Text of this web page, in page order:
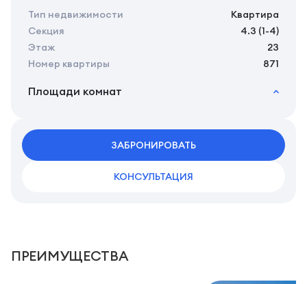
Тип недвижимости
Квартира
Секция
4.3 (1-4)
Этаж
23
Номер квартиры
871
Площади комнат
Жилая площадь 24.12 м
ЗАБРОНИРОВАТЬ
КОНСУЛЬТАЦИЯ
ПРЕИМУЩЕСТВА